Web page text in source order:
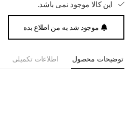
این کالا موجود نمی باشد.
موجود شد به من اطلاع بده
توضیحات محصول اطلاعات تکمیلی